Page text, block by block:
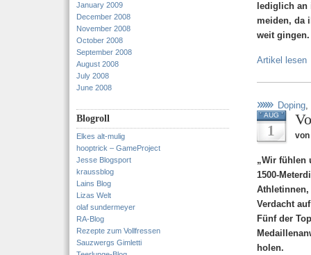
January 2009
December 2008
November 2008
October 2008
September 2008
August 2008
July 2008
June 2008
Blogroll
Elkes alt-mulig
hooptrick – GameProject
Jesse Blogsport
kraussblog
Lains Blog
Lizas Welt
olaf sundermeyer
RA-Blog
Rezepte zum Vollfressen
Sauzwergs Gimletti
lediglich an
meiden, da
weit gingen.
Artikel lesen
Doping,
AUG
1 von
„Wir fühlen
1500-
Athletinnen,
Verdacht
Fünf der
holen.